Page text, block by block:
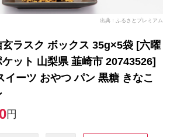
出典：ふるさとプレミアム
ラスク ボックス 35g×5袋 [六曜
ット 山梨県 韮崎市 20743526]
イーツ おやつ パン 黒糖 きなこ
円